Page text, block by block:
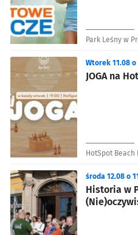
Park Leśny w
JOGA na
Wtorek 11.08 o
HotSpot Beach
Historia w
środa 12.08 o